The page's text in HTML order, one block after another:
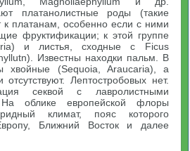
платанолистные роды (такие
к платанам, особенно если с ними
фруктификации; к этой группе
и листья, сходные с Ficus
Известны находки пальм. В
хвойные (Sequoia, Araucaria), а
отсутствуют. Лептостробовых нет.
секвой с лавролистными
На облике европейской флоры
климат, пояс которого
Ближний Восток и далее